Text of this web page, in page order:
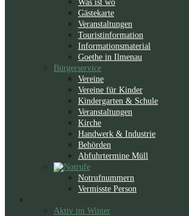
Was ist wo
Gästekarte
Veranstaltungen
Touristinformation
Informationsmaterial
Goethe in Ilmenau
Bürgerservice
Vereine
Vereine für Kinder
Kindergarten & Schule
Veranstaltungen
Kirche
Handwerk & Industrie
Behörden
Abfuhrtermine Müll
Notrufnummern
Vermisste Person
Aktiv im Winter